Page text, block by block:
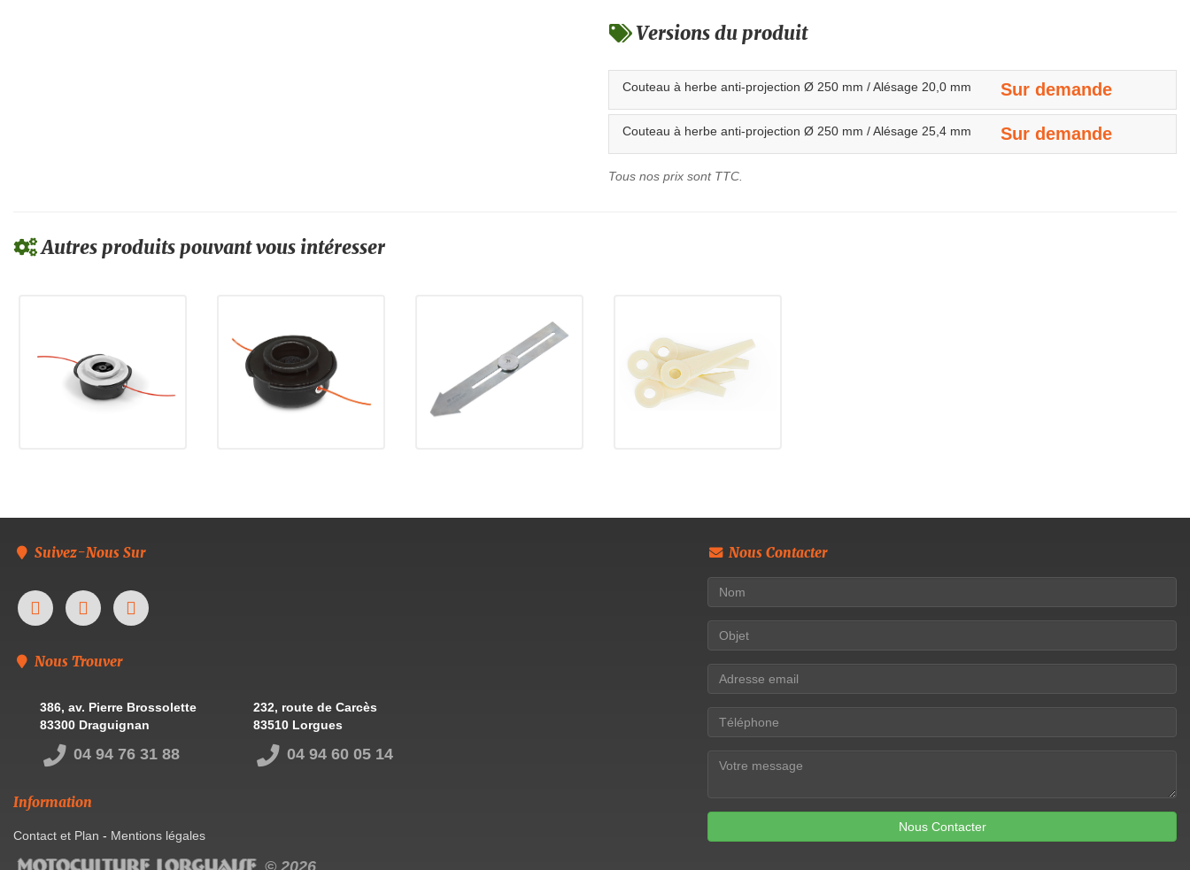
Versions du produit
Couteau à herbe anti-projection Ø 250 mm / Alésage 20,0 mm Sur demande
Couteau à herbe anti-projection Ø 250 mm / Alésage 25,4 mm Sur demande
Tous nos prix sont TTC.
Autres produits pouvant vous intéresser
Suivez-Nous Sur
Nous Trouver
386, av. Pierre Brossolette
83300 Draguignan
04 94 76 31 88
232, route de Carcès
83510 Lorgues
04 94 60 05 14
Information
Contact et Plan - Mentions légales
Nous Contacter
Nous Contacter
© 2026